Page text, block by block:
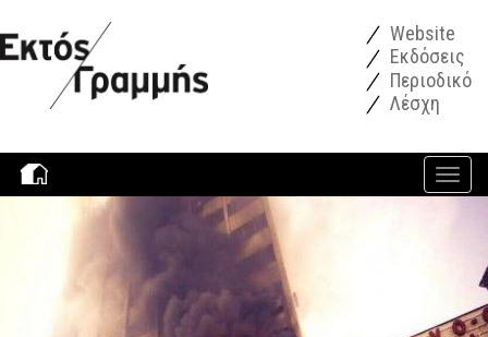
Website
Εκδόσεις
Περιοδικό
Λέσχη
Toggle